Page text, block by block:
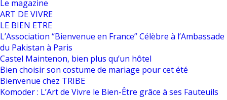
Le magazine
ART DE VIVRE
LE BIEN ETRE
L’Association “Bienvenue en France” Célèbre à l’Ambassade
du Pakistan à Paris
Castel Maintenon, bien plus qu’un hôtel
Bien choisir son costume de mariage pour cet été
Bienvenue chez TRIBE
Komoder : L’Art de Vivre le Bien-Être grâce à ses Fauteuils